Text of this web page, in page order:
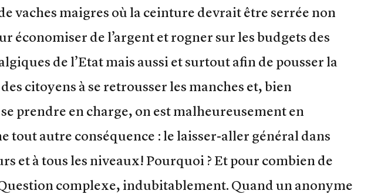
vaches maigres où la ceinture devrait être serrée non
économiser de l’argent et rogner sur les budgets des
de l’Etat mais aussi et surtout afin de pousser la
citoyens à se retrousser les manches et, bien
prendre en charge, on est malheureusement en
tout autre conséquence : le laisser-aller général dans
et à tous les niveaux! Pourquoi ? Et pour combien de
complexe, indubitablement. Quand un anonyme